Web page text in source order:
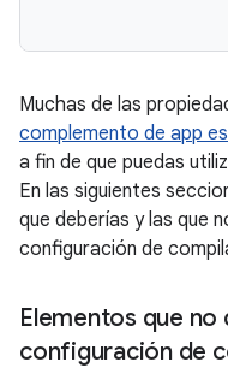
Muchas de las
complemento de app
a fin de que puedas
En las siguientes
que deberías y las que
configuración de
Elementos que no
configuración de